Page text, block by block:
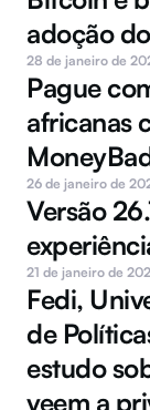
adoção
28 de janeiro de
Pague
africanas
26 de janeiro de
Versão
21 de janeiro de
Fedi,
de
estudo
veem a